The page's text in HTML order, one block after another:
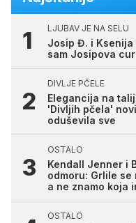
LJUBAV JE NA SELU
Josip Đ. i
sam Josipova
DIVLJE PČELE
Elegancija na
'Divljih pčela'
oduševila sve
OSTALO
Kendall Jenner i
odmoru: Grlile se
a ne znamo koja
OSTALO